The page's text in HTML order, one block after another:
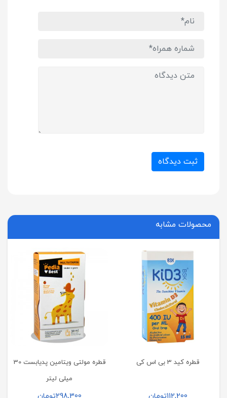
ثبت دیدگاه
محصولات مشابه
قطره کید 3 بی اس کی
112,200تومان
قطره مولتی ویتامین پدیابست 30
میلی لیتر
298,300تومان